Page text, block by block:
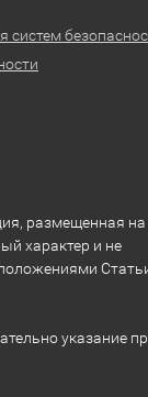
систем
размещенная на
характер и не
указание